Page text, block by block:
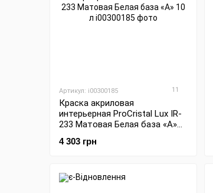
Артикул: i00300185 11
Краска акриловая
интерьерная ProCristal Lux IR-
233 Матовая Белая база «А»
4 303 грн